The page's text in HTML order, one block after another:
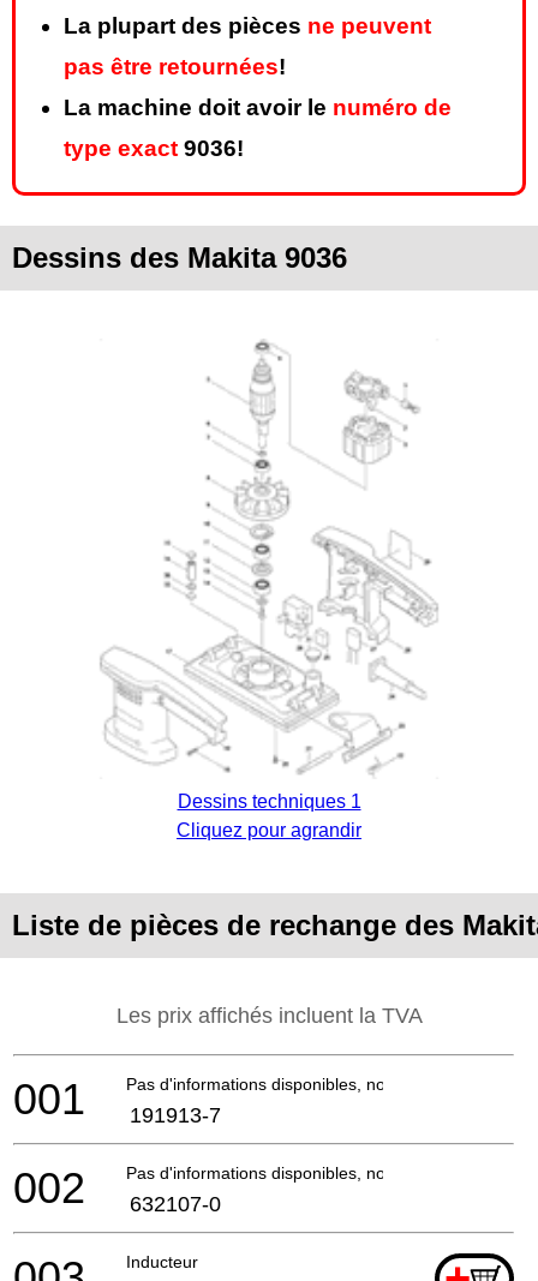
La plupart des pièces ne peuvent
pas être retournées!
La machine doit avoir le numéro de
type exact 9036!
Dessins des Makita 9036
Dessins techniques 1
Cliquez pour agrandir
Liste de pièces de rechange des
Les prix affichés incluent la TVA
Pas d'informations disponibles, non commandable
001 191913-7
Pas d'informations disponibles, non commandable
002 632107-0
Inducteur